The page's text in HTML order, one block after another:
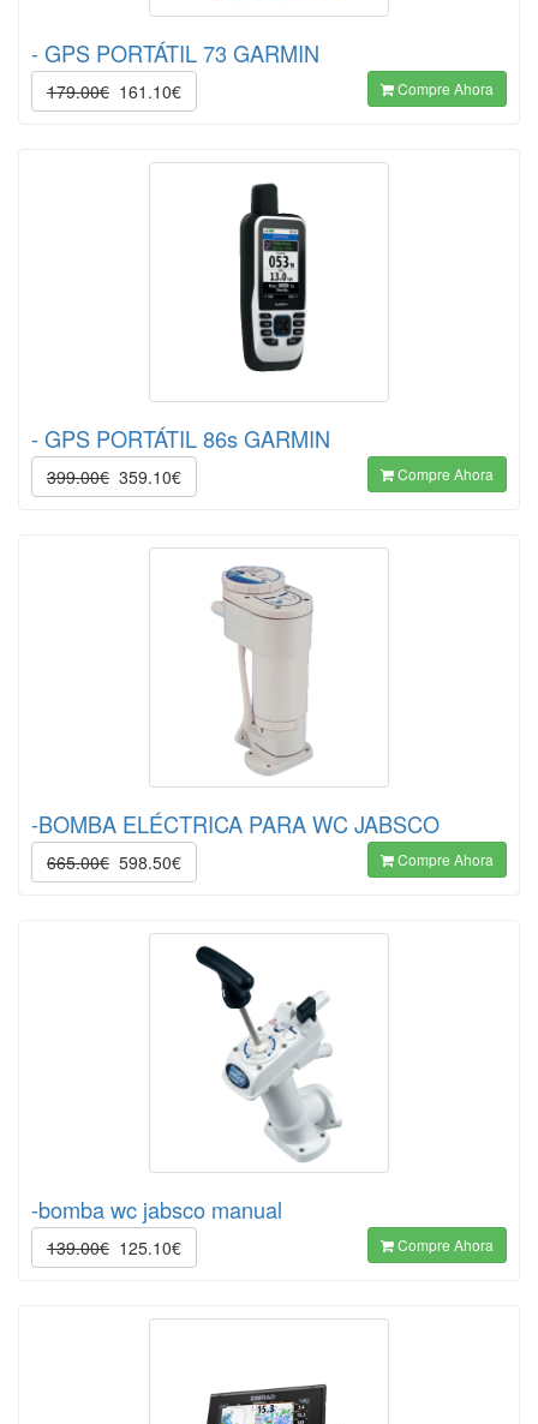
- GPS PORTÁTIL 73 GARMIN
179.00€ 161.10€ Compre Ahora
- GPS PORTÁTIL 86s GARMIN
399.00€ 359.10€ Compre Ahora
-BOMBA ELÉCTRICA PARA WC JABSCO
665.00€ 598.50€ Compre Ahora
-bomba wc jabsco manual
139.00€ 125.10€ Compre Ahora